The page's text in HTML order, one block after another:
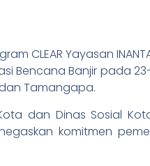
CLEAR Yayasan
Bencana Banjir pada
Tamangapa.
dan Dinas Sosial
komitmen